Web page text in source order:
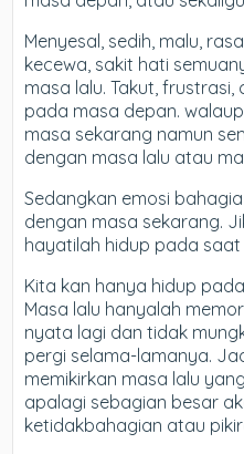
Menyesal, sedih, malu,
kecewa, sakit hati
masa lalu. Takut,
pada masa depan.
masa sekarang namun
dengan masa lalu atau
Sedangkan emosi
dengan masa sekarang.
hayatilah hidup pada saat
Kita kan hanya hidup
Masa lalu hanyalah
nyata lagi dan tidak
pergi selama-lamanya.
memikirkan masa lalu
apalagi sebagian besar
ketidakbahagian atau